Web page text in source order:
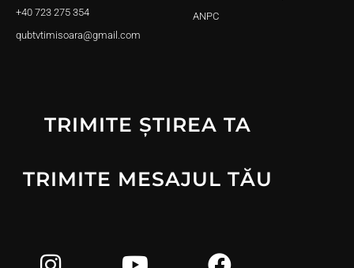
+40 723 275 354
qubtvtimisoara@gmail.com
ANPC
TRIMITE ȘTIREA TA
TRIMITE MESAJUL TĂU